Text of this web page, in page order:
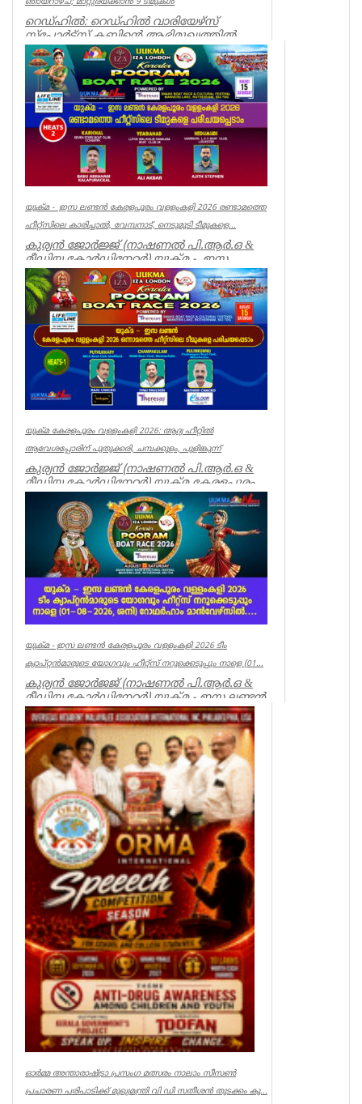
ഞായറാഴ്ച; മാറ്റുരയ്ക്കാൻ 9 ടീമുകൾ
റെഡ്ഹിൽ: റെഡ്ഹിൽ വാരിയേഴ്സ്
സ്പോർട്സ് ക്ലബ്ബിന്റെ ആഭിമുഖ്യത്തിൽ
സംഘടിപ്പിക്കുന്ന ‘വാരിയേഴ്സ് കപ...
Associations
യുക്മ - ഇസ ലണ്ടൻ കേരളപൂരം വളളംകളി 2026 രണ്ടാമത്തെ
ഹീറ്റ്സിലെ കാരിച്ചാൽ, വേമ്പനാട്, നെടുമുടി ടീമുകളെ...
കുര്യൻ ജോർജ്ജ് (നാഷണൽ പി.ആർ.ഒ &
മീഡിയ കോർഡിനേറ്റർ) യുക്മ - ഇസ
ലണ്ടൻ കേരളപൂരം വ...
Associations
യുക്മ കേരളപൂരം വള്ളംകളി 2026: ആദ്യ ഹീറ്റിൽ
ആവേശപ്പോരിന് പുതുക്കരി, ചമ്പക്കുളം, പുളിങ്കുന്ന്
കുര്യൻ ജോർജ്ജ് (നാഷണൽ പി.ആർ.ഒ &
മീഡിയ കോർഡിനേറ്റർ) യുക്മ കേരളപൂരം
വള്ളംകളി 2026-ന്റെ ആവേശ...
Breaking News
യുക്മ - ഇസ ലണ്ടൻ കേരളപൂരം വള്ളംകളി 2026 ടീം
ക്യാപ്റ്റൻമാരുടെ യോഗവും ഹീറ്റ്സ് നറുക്കെടുപ്പും നാളെ (01...
കുര്യൻ ജോർജജ് (നാഷണൽ പി.ആർ.ഒ &
മീഡിയ കോർഡിനേറ്റർ) യുക്മ - ഇസ ലണ്ടൻ
കേരളപൂരം വള്ളംകളി 2026...
Associations
ഓർമ്മ അന്താരാഷ്ട്രാ പ്രസംഗ മത്സരം നാലാം സീസൺ
പ്രചാരണ പരിപാടിക്ക് മുഖ്യമന്ത്രി വി ഡി സതീശൻ തുടക്കം കു...